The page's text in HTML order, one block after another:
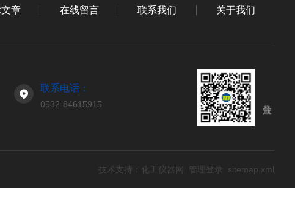
章 在线留言 联系我们 关于我们
联系电话：
0532-84615915
技术支持： 化工仪器网 管理登录 sitemap.xml